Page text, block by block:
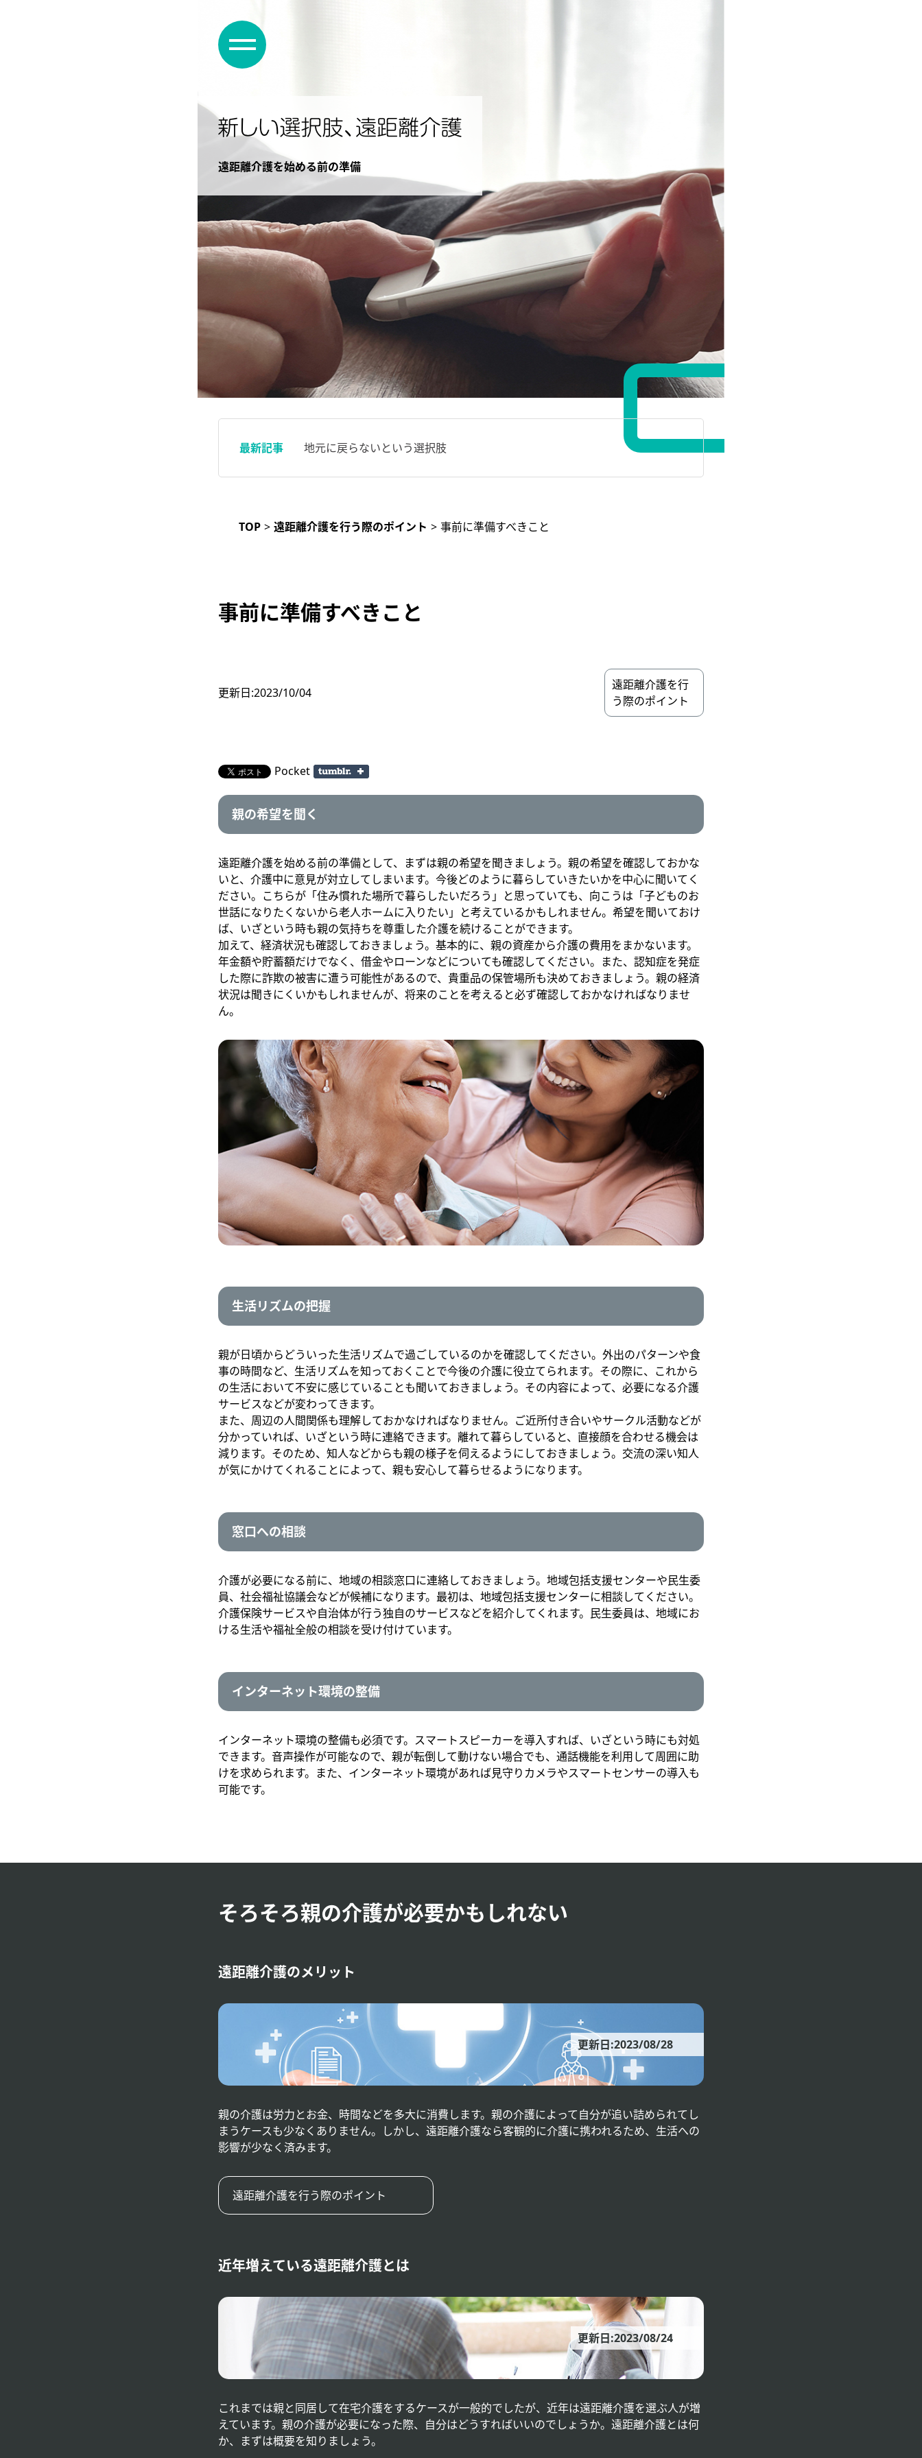
遠距離介護を始める前の準備
最新記事 地元に戻らないという選択肢
TOP > 遠距離介護を行う際のポイント > 事前に準備すべきこと
事前に準備すべきこと
更新日:2023/10/04
遠距離介護を行
う際のポイント
Pocket
親の希望を聞く
遠距離介護を始める前の準備として、まずは親の希望を聞きましょう。親の希望を確認しておかな
いと、介護中に意見が対立してしまいます。今後どのように暮らしていきたいかを中心に聞いてく
ださい。こちらが「住み慣れた場所で暮らしたいだろう」と思っていても、向こうは「子どものお
世話になりたくないから老人ホームに入りたい」と考えているかもしれません。希望を聞いておけ
ば、いざという時も親の気持ちを尊重した介護を続けることができます。
加えて、経済状況も確認しておきましょう。基本的に、親の資産から介護の費用をまかないます。
年金額や貯蓄額だけでなく、借金やローンなどについても確認してください。また、認知症を発症
した際に詐欺の被害に遭う可能性があるので、貴重品の保管場所も決めておきましょう。親の経済
状況は聞きにくいかもしれませんが、将来のことを考えると必ず確認しておかなければなりませ
ん。
生活リズムの把握
親が日頃からどういった生活リズムで過ごしているのかを確認してください。外出のパターンや食
事の時間など、生活リズムを知っておくことで今後の介護に役立てられます。その際に、これから
の生活において不安に感じていることも聞いておきましょう。その内容によって、必要になる介護
サービスなどが変わってきます。
また、周辺の人間関係も理解しておかなければなりません。ご近所付き合いやサークル活動などが
分かっていれば、いざという時に連絡できます。離れて暮らしていると、直接顔を合わせる機会は
減ります。そのため、知人などからも親の様子を伺えるようにしておきましょう。交流の深い知人
が気にかけてくれることによって、親も安心して暮らせるようになります。
窓口への相談
介護が必要になる前に、地域の相談窓口に連絡しておきましょう。地域包括支援センターや民生委
員、社会福祉協議会などが候補になります。最初は、地域包括支援センターに相談してください。
介護保険サービスや自治体が行う独自のサービスなどを紹介してくれます。民生委員は、地域にお
ける生活や福祉全般の相談を受け付けています。
インターネット環境の整備
インターネット環境の整備も必須です。スマートスピーカーを導入すれば、いざという時にも対処
できます。音声操作が可能なので、親が転倒して動けない場合でも、通話機能を利用して周囲に助
けを求められます。また、インターネット環境があれば見守りカメラやスマートセンサーの導入も
可能です。
そろそろ親の介護が必要かもしれない
遠距離介護のメリット
更新日:2023/08/28
親の介護は労力とお金、時間などを多大に消費します。親の介護によって自分が追い詰められてし
まうケースも少なくありません。しかし、遠距離介護なら客観的に介護に携われるため、生活への
影響が少なく済みます。
遠距離介護を行う際のポイント
近年増えている遠距離介護とは
更新日:2023/08/24
これまでは親と同居して在宅介護をするケースが一般的でしたが、近年は遠距離介護を選ぶ人が増
えています。親の介護が必要になった際、自分はどうすればいいのでしょうか。遠距離介護とは何
か、まずは概要を知りましょう。